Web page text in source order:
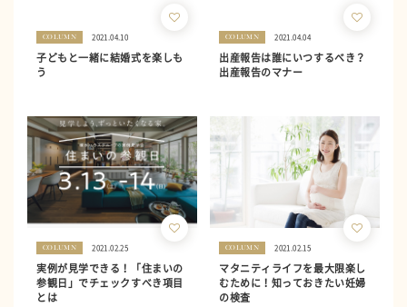
COLUMN 2021.04.10
子どもと一緒に結婚式を楽しも
う
COLUMN 2021.04.04
出産報告は誰にいつするべき？
出産報告のマナー
COLUMN 2021.02.25
実例が見学できる！「住まいの
参観日」でチェックすべき項目
とは
COLUMN 2021.02.15
マタニティライフを最大限楽し
むために！知っておきたい妊婦
の検査